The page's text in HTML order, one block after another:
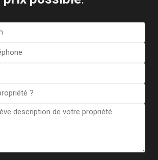
Penthouse à Alicante – EE9552